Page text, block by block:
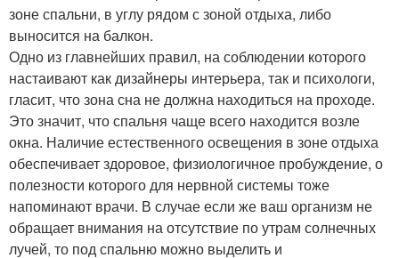
зоне спальни, в углу рядом с зоной отдыха, либо
выносится на балкон.
Одно из главнейших правил, на соблюдении которого
настаивают как дизайнеры интерьера, так и психологи,
гласит, что зона сна не должна находиться на проходе.
Это значит, что спальня чаще всего находится возле
окна. Наличие естественного освещения в зоне отдыха
обеспечивает здоровое, физиологичное пробуждение, о
полезности которого для нервной системы тоже
напоминают врачи. В случае если же ваш организм не
обращает внимания на отсутствие по утрам солнечных
лучей, то под спальню можно выделить и